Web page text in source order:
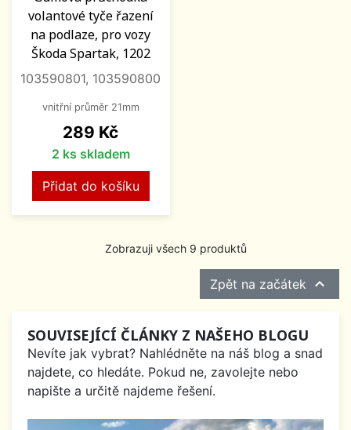
volantové tyče řazení
na podlaze, pro vozy
Škoda Spartak, 1202
103590801, 103590800
vnitřní průměr 21mm
Cena
289 Kč
2 ks skladem
Přidat do košíku
Zobrazuji všech 9 produktů
Zpět na začátek 
SOUVISEJÍCÍ ČLÁNKY Z NAŠEHO BLOGU
Nevíte jak vybrat? Nahlédněte na náš blog a snad
najdete, co hledáte. Pokud ne, zavolejte nebo
napište a určitě najdeme řešení.